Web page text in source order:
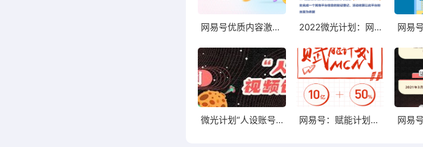
网易号优质内容激励计划 2022微光计划：网易号短视频创作者招募
微光计划“人设账号”视频创作者招募 网易号：赋能计划，优质达人请点击获得资源扶持